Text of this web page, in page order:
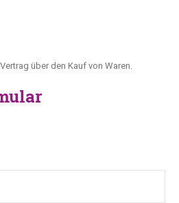
über den Kauf von Waren.